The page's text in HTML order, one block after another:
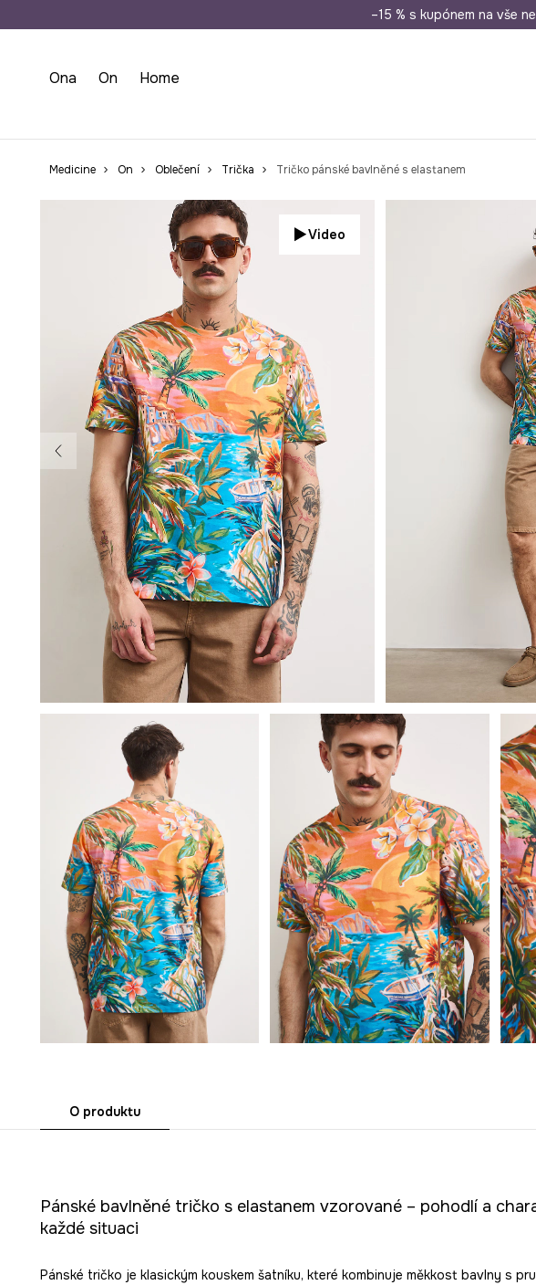
Doprava zdarma při nákupu nad 1 200
–15 % s kupónem na vše
Ona On Home
Medicine On Oblečení Trička Tričko pánské bavlněné s elastanem
Video
O produktu
Pánské bavlněné tričko s elastanem vzorované – pohodlí a
každé situaci
Pánské tričko je klasickým kouskem šatníku, které kombinuje měkkost bavlny s